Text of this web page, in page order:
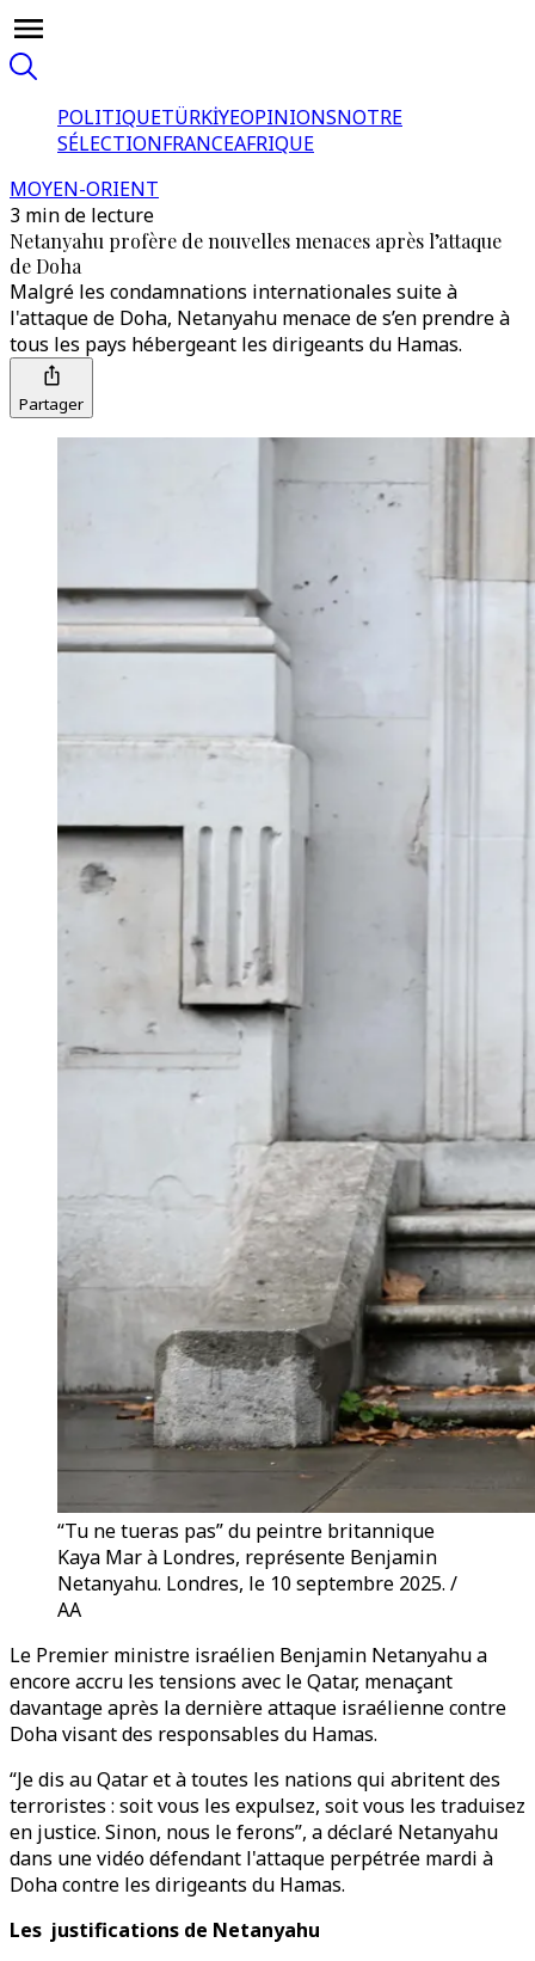
POLITIQUETÜRKİYEOPINIONSNOTRE
SÉLECTIONFRANCEAFRIQUE
MOYEN-ORIENT
3 min de lecture
Netanyahu profère de nouvelles menaces après l’attaque
de Doha
Malgré les condamnations internationales suite à
l'attaque de Doha, Netanyahu menace de s’en prendre à
tous les pays hébergeant les dirigeants du Hamas.
Partager
“Tu ne tueras pas” du peintre britannique
Kaya Mar à Londres, représente Benjamin
Netanyahu. Londres, le 10 septembre 2025. /
AA
Le Premier ministre israélien Benjamin Netanyahu a
encore accru les tensions avec le Qatar, menaçant
davantage après la dernière attaque israélienne contre
Doha visant des responsables du Hamas.
“Je dis au Qatar et à toutes les nations qui abritent des
terroristes : soit vous les expulsez, soit vous les traduisez
en justice. Sinon, nous le ferons”, a déclaré Netanyahu
dans une vidéo défendant l'attaque perpétrée mardi à
Doha contre les dirigeants du Hamas.
Les justifications de Netanyahu